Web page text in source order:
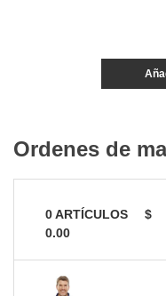
Ordenes de
0ARTÍCULOS
$
0.00